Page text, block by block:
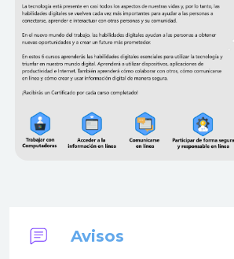
Avisos